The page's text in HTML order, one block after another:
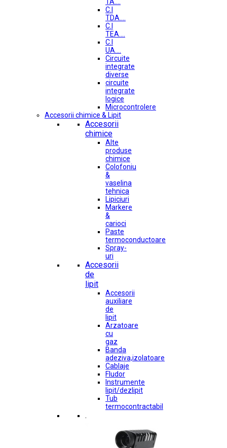
C.I
TDA....
C.I
TEA....
C.I
UA....
Circuite
integrate
diverse
circuite
integrate
logice
Microcontrolere
Accesorii chimice & Lipit
Accesorii
chimice
Alte
produse
chimice
Colofoniu
&
vaselina
tehnica
Lipiciuri
Markere
&
carioci
Paste
termoconductoare
Spray-
uri
Accesorii
de
lipit
Accesorii
auxiliare
de
lipit
Arzatoare
cu
gaz
Banda
adeziva,izolatoare
Cablaje
Fludor
Instrumente
lipit/dezlipit
Tub
termocontractabil
.